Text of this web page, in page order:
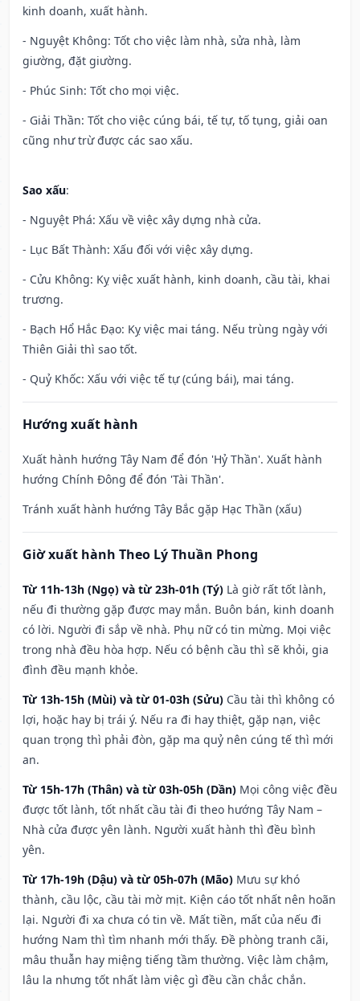
kinh doanh, xuất hành.
- Nguyệt Không: Tốt cho việc làm nhà, sửa nhà, làm
giường, đặt giường.
- Phúc Sinh: Tốt cho mọi việc.
- Giải Thần: Tốt cho việc cúng bái, tế tự, tố tụng, giải oan
cũng như trừ được các sao xấu.
Sao xấu:
- Nguyệt Phá: Xấu về việc xây dựng nhà cửa.
- Lục Bất Thành: Xấu đối với việc xây dựng.
- Cửu Không: Kỵ việc xuất hành, kinh doanh, cầu tài, khai
trương.
- Bạch Hổ Hắc Đạo: Kỵ việc mai táng. Nếu trùng ngày với
Thiên Giải thì sao tốt.
- Quỷ Khốc: Xấu với việc tế tự (cúng bái), mai táng.
Hướng xuất hành
Xuất hành hướng Tây Nam để đón 'Hỷ Thần'. Xuất hành
hướng Chính Đông để đón 'Tài Thần'.
Tránh xuất hành hướng Tây Bắc gặp Hạc Thần (xấu)
Giờ xuất hành Theo Lý Thuần Phong
Từ 11h-13h (Ngọ) và từ 23h-01h (Tý) Là giờ rất tốt lành,
nếu đi thường gặp được may mắn. Buôn bán, kinh doanh
có lời. Người đi sắp về nhà. Phụ nữ có tin mừng. Mọi việc
trong nhà đều hòa hợp. Nếu có bệnh cầu thì sẽ khỏi, gia
đình đều mạnh khỏe.
Từ 13h-15h (Mùi) và từ 01-03h (Sửu) Cầu tài thì không có
lợi, hoặc hay bị trái ý. Nếu ra đi hay thiệt, gặp nạn, việc
quan trọng thì phải đòn, gặp ma quỷ nên cúng tế thì mới
an.
Từ 15h-17h (Thân) và từ 03h-05h (Dần) Mọi công việc đều
được tốt lành, tốt nhất cầu tài đi theo hướng Tây Nam –
Nhà cửa được yên lành. Người xuất hành thì đều bình
yên.
Từ 17h-19h (Dậu) và từ 05h-07h (Mão) Mưu sự khó
thành, cầu lộc, cầu tài mờ mịt. Kiện cáo tốt nhất nên hoãn
lại. Người đi xa chưa có tin về. Mất tiền, mất của nếu đi
hướng Nam thì tìm nhanh mới thấy. Đề phòng tranh cãi,
mâu thuẫn hay miệng tiếng tầm thường. Việc làm chậm,
lâu la nhưng tốt nhất làm việc gì đều cần chắc chắn.